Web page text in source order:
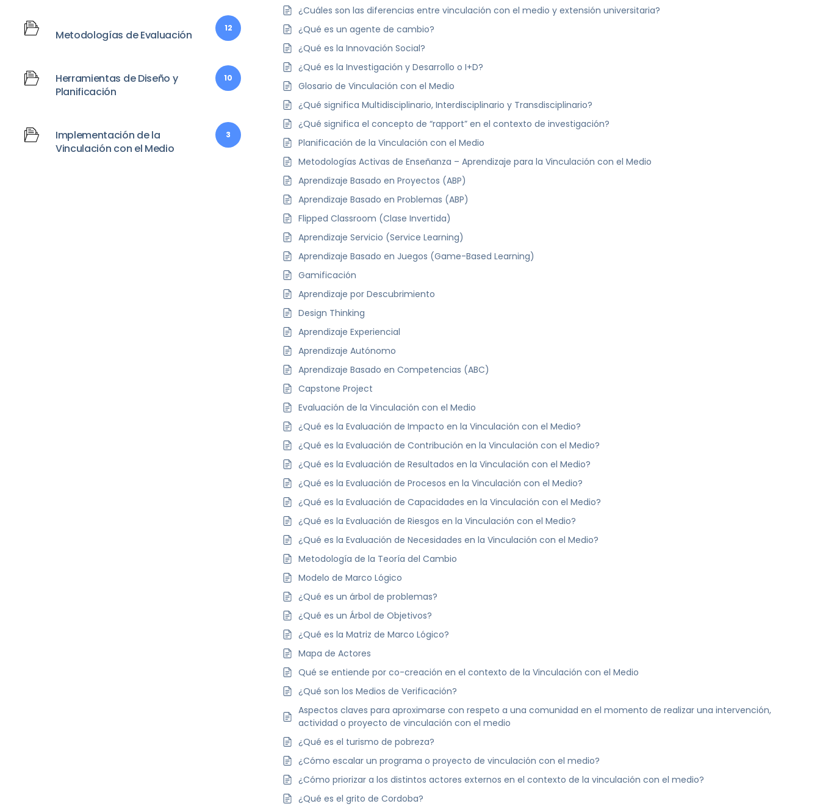
Metodologías de Evaluación
12
Herramientas de Diseño y
Planificación
10
Implementación de la
Vinculación con el Medio
3
¿Cuáles son las diferencias entre vinculación con el medio y extensión universitaria?
¿Qué es un agente de cambio?
¿Qué es la Innovación Social?
¿Qué es la Investigación y Desarrollo o I+D?
Glosario de Vinculación con el Medio
¿Qué significa Multidisciplinario, Interdisciplinario y Transdisciplinario?
¿Qué significa el concepto de “rapport” en el contexto de investigación?
Planificación de la Vinculación con el Medio
Metodologías Activas de Enseñanza – Aprendizaje para la Vinculación con el Medio
Aprendizaje Basado en Proyectos (ABP)
Aprendizaje Basado en Problemas (ABP)
Flipped Classroom (Clase Invertida)
Aprendizaje Servicio (Service Learning)
Aprendizaje Basado en Juegos (Game-Based Learning)
Gamificación
Aprendizaje por Descubrimiento
Design Thinking
Aprendizaje Experiencial
Aprendizaje Autónomo
Aprendizaje Basado en Competencias (ABC)
Capstone Project
Evaluación de la Vinculación con el Medio
¿Qué es la Evaluación de Impacto en la Vinculación con el Medio?
¿Qué es la Evaluación de Contribución en la Vinculación con el Medio?
¿Qué es la Evaluación de Resultados en la Vinculación con el Medio?
¿Qué es la Evaluación de Procesos en la Vinculación con el Medio?
¿Qué es la Evaluación de Capacidades en la Vinculación con el Medio?
¿Qué es la Evaluación de Riesgos en la Vinculación con el Medio?
¿Qué es la Evaluación de Necesidades en la Vinculación con el Medio?
Metodología de la Teoría del Cambio
Modelo de Marco Lógico
¿Qué es un árbol de problemas?
¿Qué es un Árbol de Objetivos?
¿Qué es la Matriz de Marco Lógico?
Mapa de Actores
Qué se entiende por co-creación en el contexto de la Vinculación con el Medio
¿Qué son los Medios de Verificación?
Aspectos claves para aproximarse con respeto a una comunidad en el momento de realizar una intervención,
actividad o proyecto de vinculación con el medio
¿Qué es el turismo de pobreza?
¿Cómo escalar un programa o proyecto de vinculación con el medio?
¿Cómo priorizar a los distintos actores externos en el contexto de la vinculación con el medio?
¿Qué es el grito de Cordoba?